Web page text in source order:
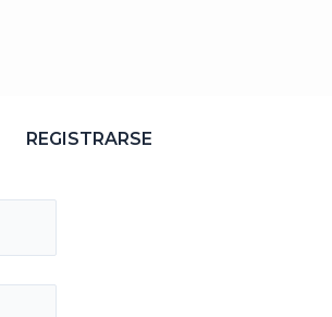
REGISTRARSE